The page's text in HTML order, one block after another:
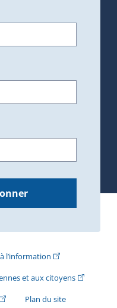
s'ouvrira dans une
l’information(Cet hyperlien
et aux citoyens(Cet
hyperlien externe s'ouvrira
Plan du site